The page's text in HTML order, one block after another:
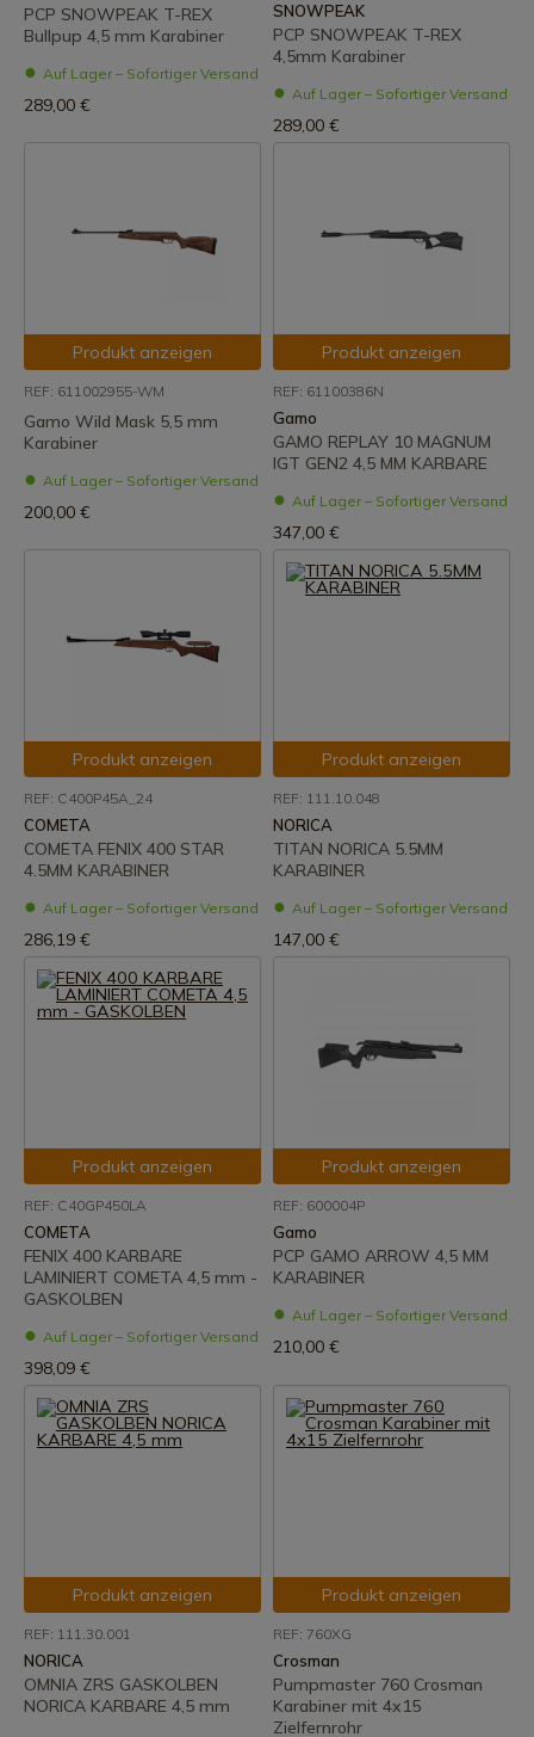
PCP SNOWPEAK T-REX
Bullpup 4,5 mm Karabiner
Auf Lager – Sofortiger Versand
289,00 €
SNOWPEAK
PCP SNOWPEAK T-REX
4,5mm Karabiner
Auf Lager – Sofortiger Versand
289,00 €
Produkt anzeigen
REF: 611002955-WM
Gamo Wild Mask 5,5 mm
Karabiner
Auf Lager – Sofortiger Versand
200,00 €
Produkt anzeigen
REF: 61100386N
Gamo
GAMO REPLAY 10 MAGNUM
IGT GEN2 4,5 MM KARBARE
Auf Lager – Sofortiger Versand
347,00 €
Produkt anzeigen
REF: C400P45A_24
COMETA
COMETA FENIX 400 STAR
4.5MM KARABINER
Auf Lager – Sofortiger Versand
286,19 €
Produkt anzeigen
REF: 111.10.048
NORICA
TITAN NORICA 5.5MM
KARABINER
Auf Lager – Sofortiger Versand
147,00 €
Produkt anzeigen
REF: C40GP450LA
COMETA
FENIX 400 KARBARE
LAMINIERT COMETA 4,5 mm -
GASKOLBEN
Auf Lager – Sofortiger Versand
398,09 €
Produkt anzeigen
REF: 600004P
Gamo
PCP GAMO ARROW 4,5 MM
KARABINER
Auf Lager – Sofortiger Versand
210,00 €
Produkt anzeigen
REF: 111.30.001
NORICA
OMNIA ZRS GASKOLBEN
NORICA KARBARE 4,5 mm
Produkt anzeigen
REF: 760XG
Crosman
Pumpmaster 760 Crosman
Karabiner mit 4x15
Zielfernrohr